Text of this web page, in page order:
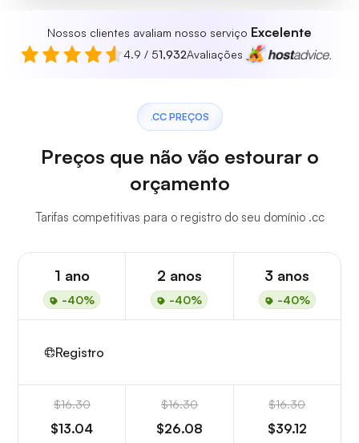
Nossos clientes avaliam nosso serviço Excelente
4.9 / 51,932Avaliações
.CC PREÇOS
Preços que não vão estourar o
orçamento
Tarifas competitivas para o registro do seu domínio .cc
1 ano
-40%
2 anos
-40%
3 anos
-40%
Registro
$16.30
$13.04
$16.30
$26.08
$16.30
$39.12